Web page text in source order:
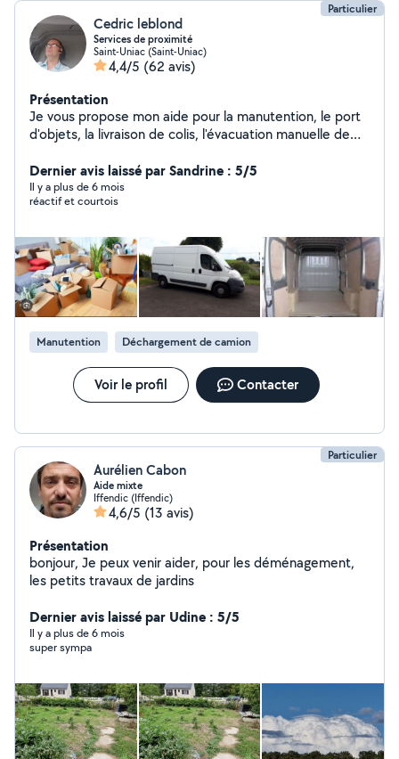
Particulier
Cedric leblond
Services de proximité
Saint-Uniac (Saint-Uniac)
4,4/5 (62 avis)
Présentation
Je vous propose mon aide pour la manutention, le port
d'objets, la livraison de colis, l'évacuation manuelle de
prêt à rendre service Contactez moi !
Dernier avis laissé par Sandrine : 5/5
Il y a plus de 6 mois
réactif et courtois
Manutention Déchargement de camion
Voir le profil Contacter
Particulier
Aurélien Cabon
Aide mixte
Iffendic (Iffendic)
4,6/5 (13 avis)
Présentation
bonjour, Je peux venir aider, pour les déménagement,
les petits travaux de jardins
Dernier avis laissé par Udine : 5/5
Il y a plus de 6 mois
super sympa